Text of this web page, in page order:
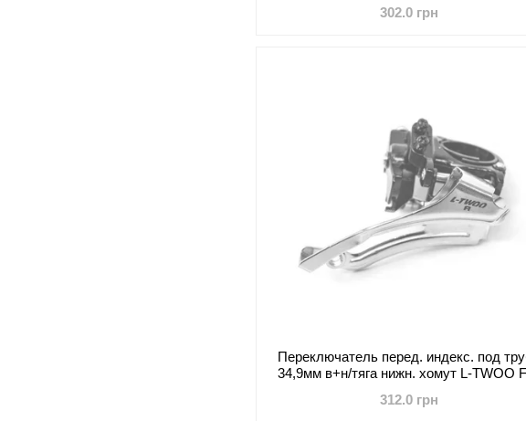
302.0 грн
Переключатель перед. индекс. под
34,9мм в+н/тяга нижн. хомут L-TWOO
312.0 грн